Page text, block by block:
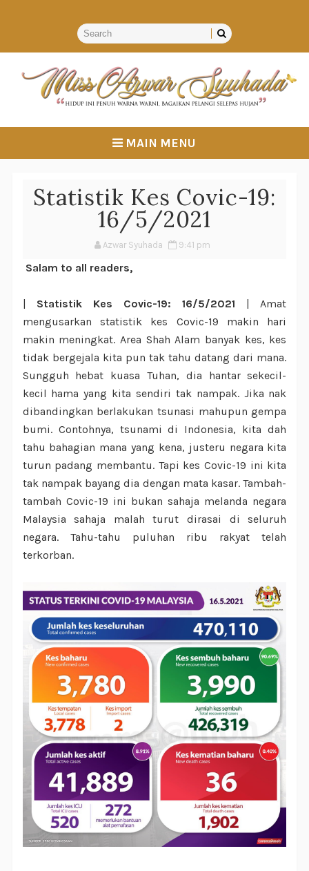
MAIN MENU
Statistik Kes Covic-19:
16/5/2021
Azwar Syuhada 9:41 pm
Salam to all readers,
| Statistik Kes Covic-19: 16/5/2021 | Amat
mengusarkan statistik kes Covic-19 makin hari
makin meningkat. Area Shah Alam banyak kes, kes
tidak bergejala kita pun tak tahu datang dari mana.
Sungguh hebat kuasa Tuhan, dia hantar sekecil-
kecil hama yang kita sendiri tak nampak. Jika nak
dibandingkan berlakukan tsunasi mahupun gempa
bumi. Contohnya, tsunami di Indonesia, kita dah
tahu bahagian mana yang kena, justeru negara kita
turun padang membantu. Tapi kes Covic-19 ini kita
tak nampak bayang dia dengan mata kasar. Tambah-
tambah Covic-19 ini bukan sahaja melanda negara
Malaysia sahaja malah turut dirasai di seluruh
negara. Tahu-tahu puluhan ribu rakyat telah
terkorban.